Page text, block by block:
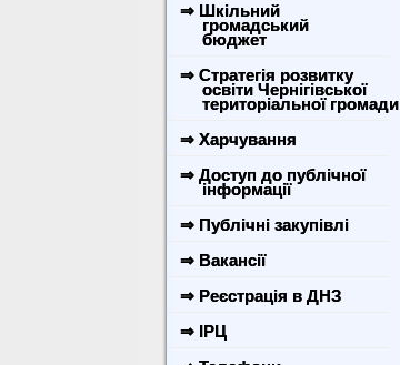
⇒ Шкільний
громадський
бюджет
⇒ Стратегія розвитку
освіти Чернігівської
територіальної громади
⇒ Харчування
⇒ Доступ до публічної
інформації
⇒ Публічні закупівлі
⇒ Вакансії
⇒ Реєстрація в ДНЗ
⇒ ІРЦ